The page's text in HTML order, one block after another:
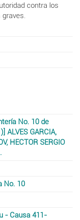
contra los
graves.
No. 10 de
ALVES GARCIA,
HECTOR SERGIO
No. 10
- Causa 411-